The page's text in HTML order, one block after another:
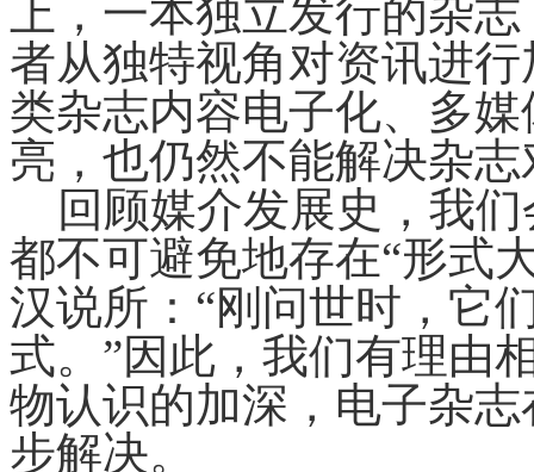
上，一本独立发行的杂
者从独特视角对资讯进
类杂志内容电子化、多
亮，也仍然不能解决杂
回顾媒介发展史，我们
都不可避免地存在“形式
汉说所：“刚问世时，它
式。”因此，我们有理由
物认识的加深，电子杂
步解决。